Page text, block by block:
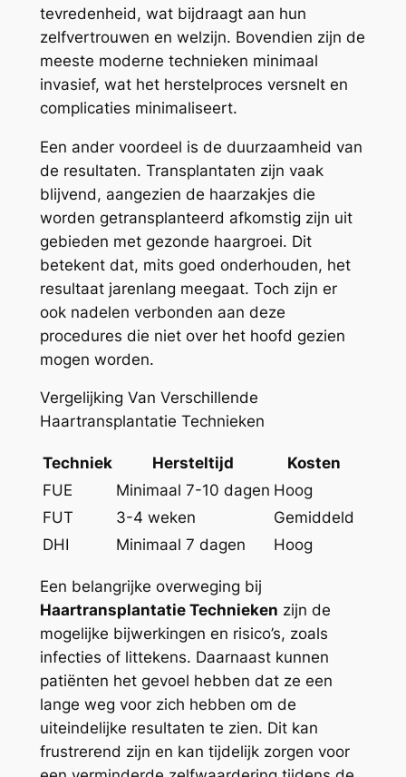
tevredenheid, wat bijdraagt aan hun
zelfvertrouwen en welzijn. Bovendien zijn de
meeste moderne technieken minimaal
invasief, wat het herstelproces versnelt en
complicaties minimaliseert.
Een ander voordeel is de duurzaamheid van
de resultaten. Transplantaten zijn vaak
blijvend, aangezien de haarzakjes die
worden getransplanteerd afkomstig zijn uit
gebieden met gezonde haargroei. Dit
betekent dat, mits goed onderhouden, het
resultaat jarenlang meegaat. Toch zijn er
ook nadelen verbonden aan deze
procedures die niet over het hoofd gezien
mogen worden.
Vergelijking Van Verschillende
Haartransplantatie Technieken
Techniek Hersteltijd
Kosten
FUE
Minimaal 7-10 dagen Hoog
FUT
3-4 weken
Gemiddeld
DHI
Minimaal 7 dagen Hoog
Een belangrijke overweging bij
Haartransplantatie Technieken zijn de
mogelijke bijwerkingen en risico’s, zoals
infecties of littekens. Daarnaast kunnen
patiënten het gevoel hebben dat ze een
lange weg voor zich hebben om de
uiteindelijke resultaten te zien. Dit kan
frustrerend zijn en kan tijdelijk zorgen voor